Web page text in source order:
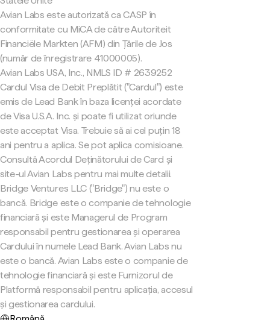
Avian Labs este autorizată ca CASP în
conformitate cu MiCA de către Autoriteit
Financiële Markten (AFM) din Țările de Jos
(număr de înregistrare 41000005).
Avian Labs USA, Inc., NMLS ID # 2639252
Cardul Visa de Debit Preplătit ("Cardul") este
emis de Lead Bank în baza licenței acordate
de Visa U.S.A. Inc. și poate fi utilizat oriunde
este acceptat Visa. Trebuie să ai cel puțin 18
ani pentru a aplica. Se pot aplica comisioane.
Consultă Acordul Deținătorului de Card și
site-ul Avian Labs pentru mai multe detalii.
Bridge Ventures LLC ("Bridge") nu este o
bancă. Bridge este o companie de tehnologie
financiară și este Managerul de Program
responsabil pentru gestionarea și operarea
Cardului în numele Lead Bank. Avian Labs nu
este o bancă. Avian Labs este o companie de
tehnologie financiară și este Furnizorul de
Platformă responsabil pentru aplicația, accesul
și gestionarea cardului.